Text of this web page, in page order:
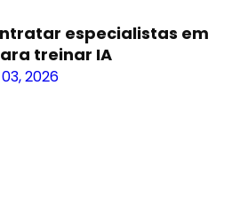
especialistas em
treinar IA
2026